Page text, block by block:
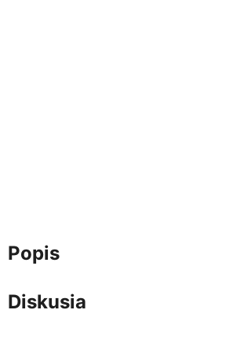
Popis
Diskusia